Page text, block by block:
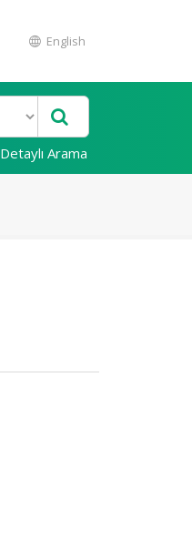
English
Detaylı Arama